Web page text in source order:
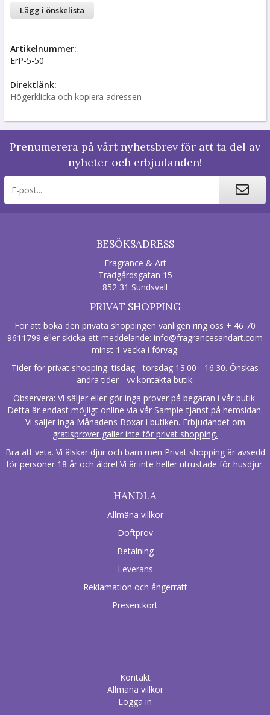
Lägg i önskelista
Artikelnummer:
ErP-5-50
Direktlänk:
Högerklicka och kopiera adressen
Prenumerera på vårt nyhetsbrev för att ta del av
nyheter och erbjudanden!
BESÖKSADRESS
Fragrance & Art
Trädgårdsgatan 15
852 31 Sundsvall
PRIVAT SHOPPING
För att boka den privata shoppingen vänligen ring oss + 46 70
9611799 eller skicka ett meddelande: info@fragrancesandart.com
minst 1 vecka i förväg.
Tider för privat shopping: tisdag - torsdag 13.00 - 16.30. Önskas
andra tider - vv.kontakta butik.
Observera: Vi säljer eller gör inga prover på begäran i vår butik.
Detta är endast möjligt online via vår Sample-tjänst på hemsidan.
Vi säljer inga Månadens Boxar i butiken. Erbjudandet om
gratisprover gäller inte för privat shopping.
Bra att veta. Vi älskar djur och barn men Privat shopping är avsedd
för personer 18 år och äldre! Vi är inte heller utrustade för husdjur.
HANDLA
Allmäna villkor
Doftprov
Betalning
Leverans
Reklamation och ångerrätt
Presentkort
Kontakt
Allmäna villkor
Logga in